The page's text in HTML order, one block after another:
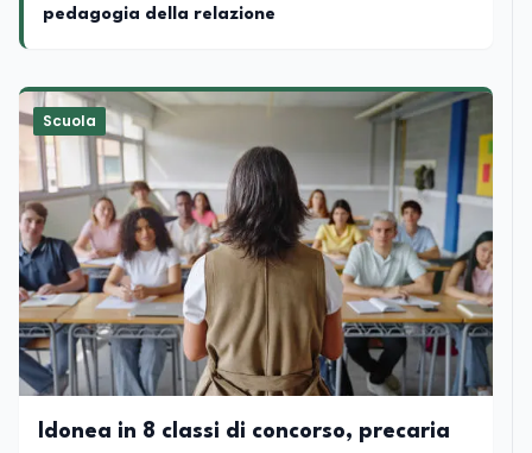
pedagogia della relazione
Scuola
Idonea in 8 classi di concorso, precaria